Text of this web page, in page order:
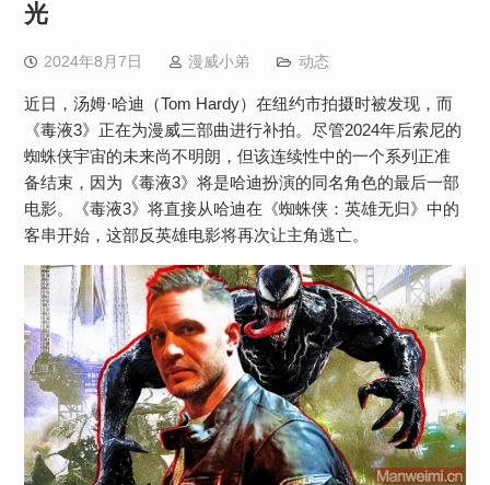
光
2024年8月7日 漫威小弟 动态
近日，汤姆·哈迪（Tom Hardy）在纽约市拍摄时被发现，而
《毒液3》正在为漫威三部曲进行补拍。尽管2024年后索尼的
蜘蛛侠宇宙的未来尚不明朗，但该连续性中的一个系列正准
备结束，因为《毒液3》将是哈迪扮演的同名角色的最后一部
电影。《毒液3》将直接从哈迪在《蜘蛛侠：英雄无归》中的
客串开始，这部反英雄电影将再次让主角逃亡。